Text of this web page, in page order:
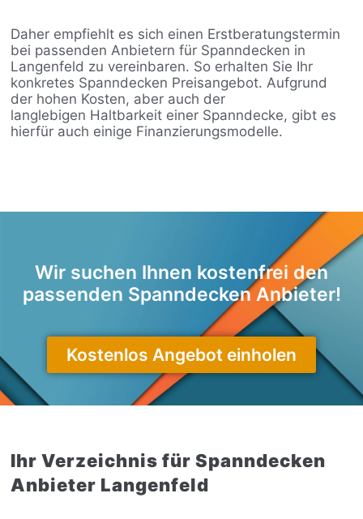
Daher empfiehlt es sich einen Erstberatungstermin
bei passenden Anbietern für Spanndecken in
Langenfeld zu vereinbaren. So erhalten Sie Ihr
konkretes Spanndecken Preisangebot. Aufgrund
der hohen Kosten, aber auch der
langlebigen Haltbarkeit einer Spanndecke, gibt es
hierfür auch einige Finanzierungsmodelle.
Wir suchen Ihnen kostenfrei den
passenden Spanndecken Anbieter!
Kostenlos Angebot einholen
Ihr Verzeichnis für Spanndecken
Anbieter Langenfeld